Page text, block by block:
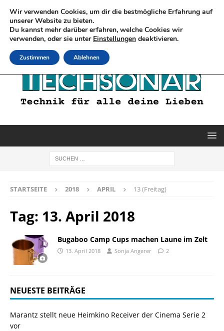
STARTSEITE 2018 APRIL 13 (Freitag)
Tag: 13. April 2018
Bugaboo Camp Cups machen Laune im Zelt
13. April 2018 Sonja Angerer 2
NEUESTE BEITRÄGE
Marantz stellt neue Heimkino Receiver der Cinema Serie 2
vor
Wir verwenden Cookies, um dir die bestmögliche Erfahrung auf
unserer Website zu bieten.
Du kannst mehr darüber erfahren, welche Cookies wir
verwenden, oder sie unter Einstellungen deaktivieren.
Zustimmen Ablehnen